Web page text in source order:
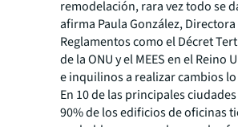
remodelación, rara vez todo se
afirma Paula González,
Reglamentos como el Décret
de la ONU y el MEES en el
e inquilinos a realizar cambios
En 10 de las principales
90% de los edificios de oficinas